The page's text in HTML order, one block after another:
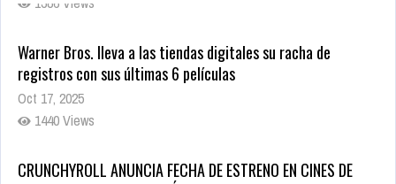
registros con sus últimas 6 películas
Oct 17, 2025
1440 Views
JUJUTSU KAISEN: EJECUCIÓN